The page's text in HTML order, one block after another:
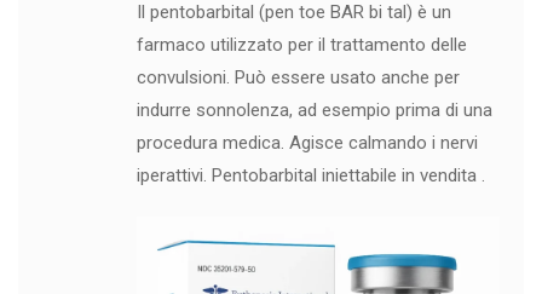
Il pentobarbital (pen toe BAR bi tal) è un
farmaco utilizzato per il trattamento delle
convulsioni. Può essere usato anche per
indurre sonnolenza, ad esempio prima di una
procedura medica. Agisce calmando i nervi
iperattivi. Pentobarbital iniettabile in vendita .